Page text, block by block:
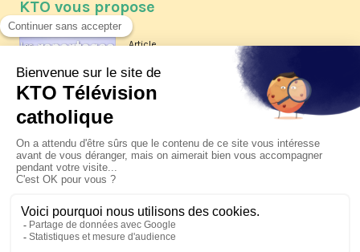
KTO vous propose
Article
Les reportages d'été 2026 de KTO
La visite pastorale du pape Léon
XIV à Assise à suivre sur KTO le
jeudi 6 août
Le pape en Uruguay, Argentine et
Pérou du 6 au 17 novembre 2026